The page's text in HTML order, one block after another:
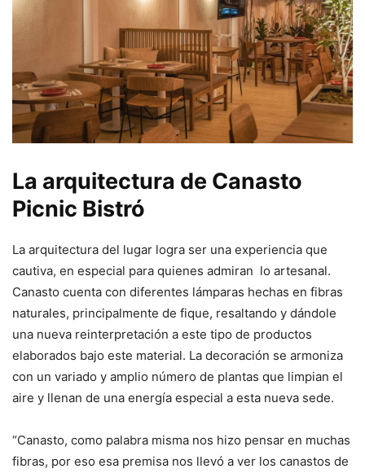
La arquitectura de Canasto
Picnic Bistró
La arquitectura del lugar logra ser una experiencia que
cautiva, en especial para quienes admiran lo artesanal.
Canasto cuenta con diferentes lámparas hechas en fibras
naturales, principalmente de fique, resaltando y dándole
una nueva reinterpretación a este tipo de productos
elaborados bajo este material. La decoración se armoniza
con un variado y amplio número de plantas que limpian el
aire y llenan de una energía especial a esta nueva sede.
“Canasto, como palabra misma nos hizo pensar en muchas
fibras, por eso esa premisa nos llevó a ver los canastos de